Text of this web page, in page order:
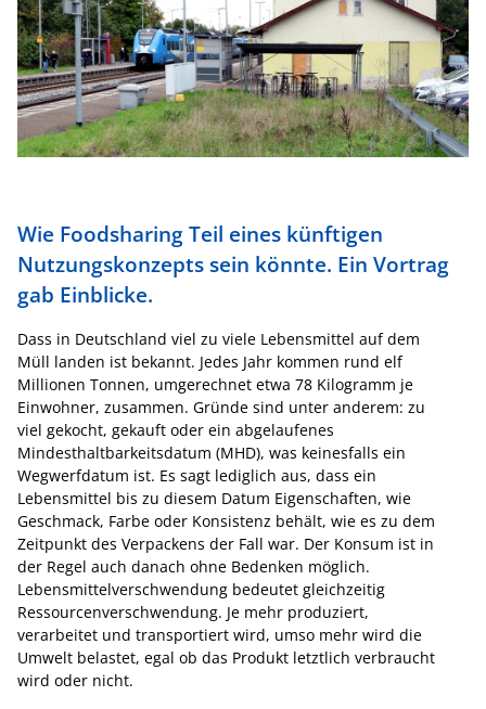
Wie Foodsharing Teil eines künftigen
Nutzungskonzepts sein könnte. Ein Vortrag
gab Einblicke.
Dass in Deutschland viel zu viele Lebensmittel auf dem
Müll landen ist bekannt. Jedes Jahr kommen rund elf
Millionen Tonnen, umgerechnet etwa 78 Kilogramm je
Einwohner, zusammen. Gründe sind unter anderem: zu
viel gekocht, gekauft oder ein abgelaufenes
Mindesthaltbarkeitsdatum (MHD), was keinesfalls ein
Wegwerfdatum ist. Es sagt lediglich aus, dass ein
Lebensmittel bis zu diesem Datum Eigenschaften, wie
Geschmack, Farbe oder Konsistenz behält, wie es zu dem
Zeitpunkt des Verpackens der Fall war. Der Konsum ist in
der Regel auch danach ohne Bedenken möglich.
Lebensmittelverschwendung bedeutet gleichzeitig
Ressourcenverschwendung. Je mehr produziert,
verarbeitet und transportiert wird, umso mehr wird die
Umwelt belastet, egal ob das Produkt letztlich verbraucht
wird oder nicht.